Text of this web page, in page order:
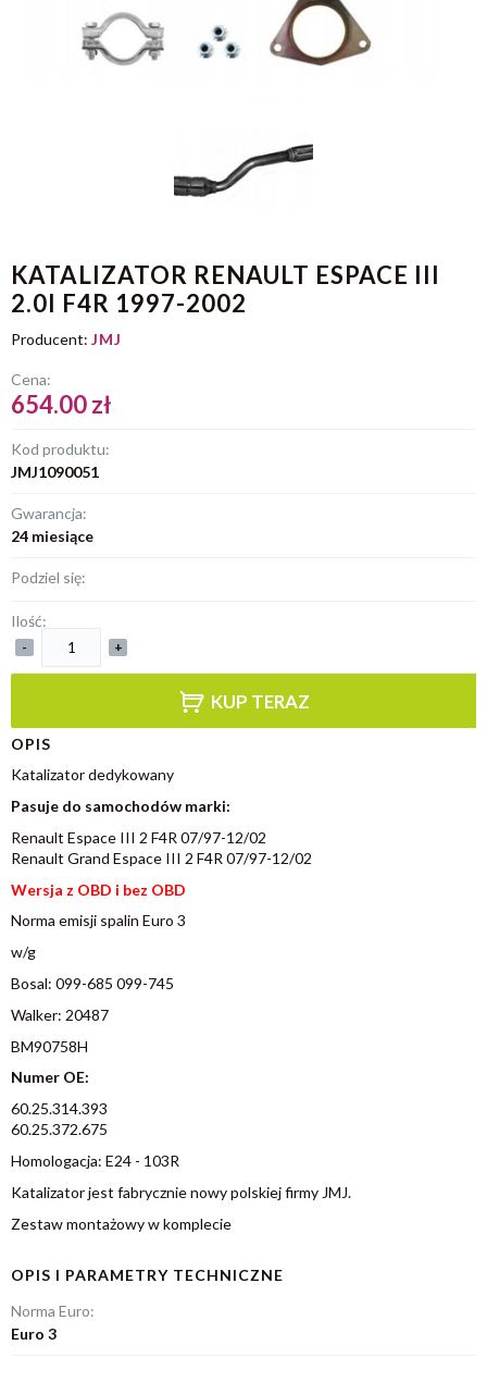
KATALIZATOR RENAULT ESPACE III
2.0I F4R 1997-2002
Producent: JMJ
Cena:
654.00 zł
Kod produktu:
JMJ1090051
Gwarancja:
24 miesiące
Podziel się:
Ilość:
- +
KUP TERAZ
OPIS
Katalizator dedykowany
Pasuje do samochodów marki:
Renault Espace III 2 F4R 07/97-12/02
Renault Grand Espace III 2 F4R 07/97-12/02
Wersja z OBD i bez OBD
Norma emisji spalin Euro 3
w/g
Bosal: 099-685 099-745
Walker: 20487
BM90758H
Numer OE:
60.25.314.393
60.25.372.675
Homologacja: E24 - 103R
Katalizator jest fabrycznie nowy polskiej firmy JMJ.
Zestaw montażowy w komplecie
OPIS I PARAMETRY TECHNICZNE
Norma Euro:
Euro 3